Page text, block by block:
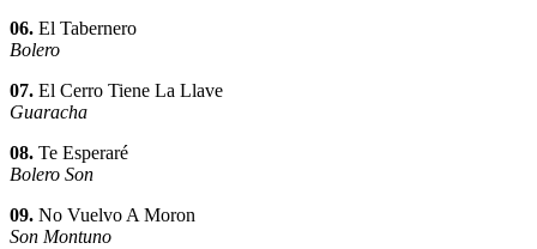
06. El Tabernero
Bolero
07. El Cerro Tiene La Llave
Guaracha
08. Te Esperaré
Bolero Son
09. No Vuelvo A Moron
Son Montuno